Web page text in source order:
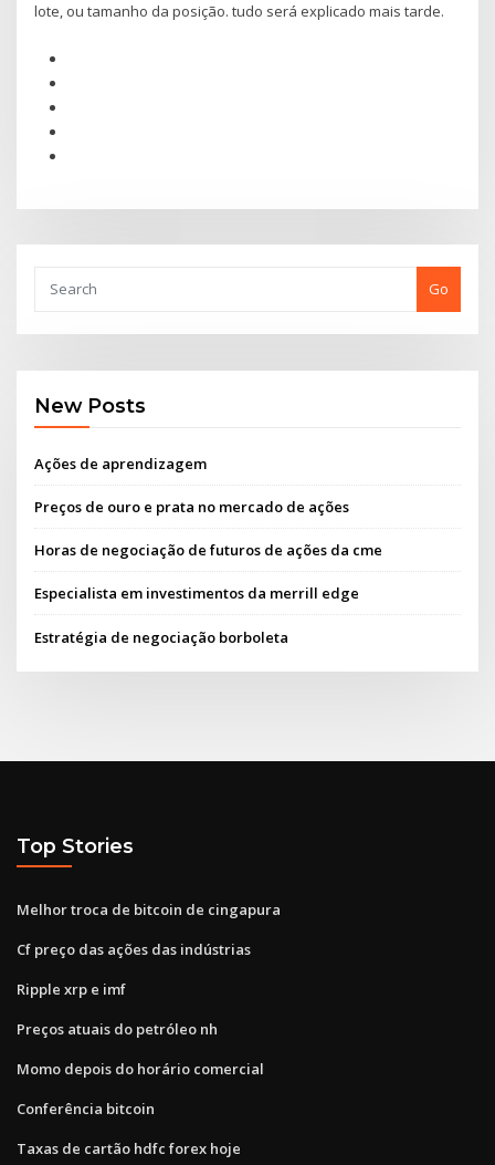
lote, ou tamanho da posição. tudo será explicado mais tarde.
Go
New Posts
Ações de aprendizagem
Preços de ouro e prata no mercado de ações
Horas de negociação de futuros de ações da cme
Especialista em investimentos da merrill edge
Estratégia de negociação borboleta
Top Stories
Melhor troca de bitcoin de cingapura
Cf preço das ações das indústrias
Ripple xrp e imf
Preços atuais do petróleo nh
Momo depois do horário comercial
Conferência bitcoin
Taxas de cartão hdfc forex hoje